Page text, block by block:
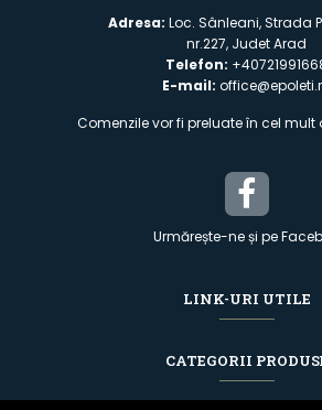
Adresa:Loc. Sânleani, Strada
nr.227, Judet Arad
Telefon:
E-mail:
Comenzile vor fi preluate în cel mult
Urmărește-ne și pe
LINK-URI UTILE
CATEGORII